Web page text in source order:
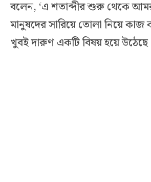
বলেন, ‘এ শতাব্দীর শুরু থেকে
মানুষদের সারিয়ে তোলা নিয়ে কাজ
খুবই দারুণ একটি বিষয় হয়ে